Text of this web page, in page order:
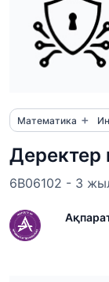
Математика +
Деректер
6B06102 - 3